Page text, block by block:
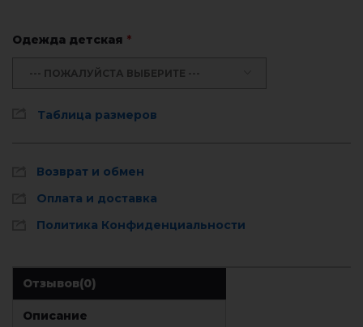
Одежда детская *
--- ПОЖАЛУЙСТА ВЫБЕРИТЕ ---
Таблица размеров
Возврат и обмен
Оплата и доставка
Политика Конфиденциальности
Отзывов(0)
Описание